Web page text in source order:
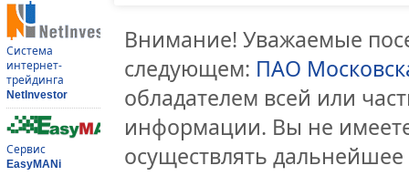
Система
интернет-
трейдинга
NetInvestor
Сервис
EasyMANi
Внимание! Уважаемые
следующем: ПАО
обладателем всей или
информации. Вы не
осуществлять